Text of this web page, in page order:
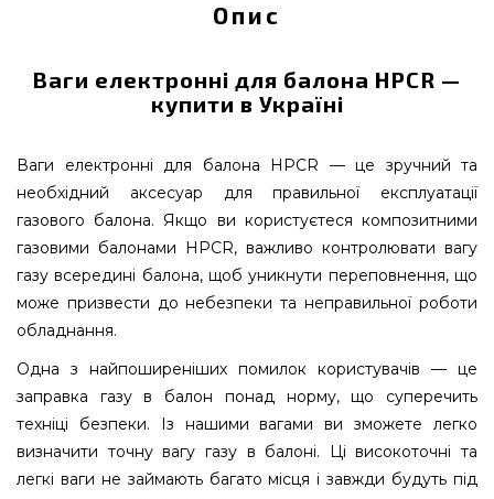
Опис
Ваги електронні для балона HPCR —
купити в Україні
Ваги електронні для балона HPCR — це зручний та
необхідний аксесуар для правильної експлуатації
газового балона. Якщо ви користуєтеся композитними
газовими балонами HPCR, важливо контролювати вагу
газу всередині балона, щоб уникнути переповнення, що
може призвести до небезпеки та неправильної роботи
обладнання.
Одна з найпоширеніших помилок користувачів — це
заправка газу в балон понад норму, що суперечить
техніці безпеки. Із нашими вагами ви зможете легко
визначити точну вагу газу в балоні. Ці високоточні та
легкі ваги не займають багато місця і завжди будуть під